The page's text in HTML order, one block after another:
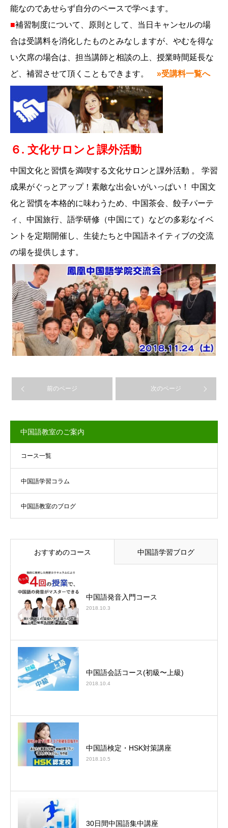
能なのであせらず自分のペースで学べます。
■補習制度について、原則として、当日キャンセルの場
合は受講料を消化したものとみなしますが、やむを得な
い欠席の場合は、担当講師と相談の上、授業時間延長な
ど、補習させて頂くこともできます。 »受講料一覧へ
６. 文化サロンと課外活動
中国文化と習慣を満喫する文化サロンと課外活動 。 学習
成果がぐっとアップ！素敵な出会いがいっぱい！ 中国文
化と習慣を本格的に味わうため、中国茶会、餃子パーテ
ィ、中国旅行、語学研修（中国にて）などの多彩なイベ
ントを定期開催し、生徒たちと中国語ネイティブの交流
の場を提供します。
前のページ 次のページ
中国語教室のご案内
コース一覧
中国語学習コラム
中国語教室のブログ
おすすめのコース 中国語学習ブログ
中国語発音入門コース
2018.10.3
中国語会話コース(初級〜上級)
2018.10.4
中国語検定・HSK対策講座
2018.10.5
30日間中国語集中講座